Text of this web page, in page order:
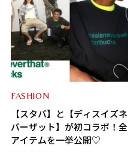
FASHION
【スタバ】と【ディスイズネ
バーザット】が初コラボ！全
アイテムを一挙公開♡